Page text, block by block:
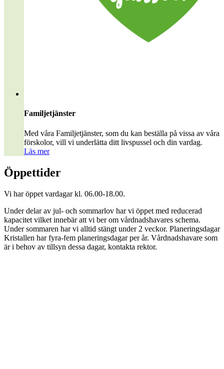
Familjetjänster
Med våra Familjetjänster, som du kan beställa på vissa av våra
förskolor, vill vi underlätta ditt livspussel och din vardag.
Läs mer
Öppettider
Vi har öppet vardagar kl. 06.00-18.00.
Under delar av jul- och sommarlov har vi öppet med reducerad
kapacitet vilket innebär att vi ber om vårdnadshavares schema.
Under sommaren har vi alltid stängt under 2 veckor. Planeringsdagar
Kristallen har fyra-fem planeringsdagar per år. Vårdnadshavare som
är i behov av tillsyn dessa dagar, kontakta rektor.